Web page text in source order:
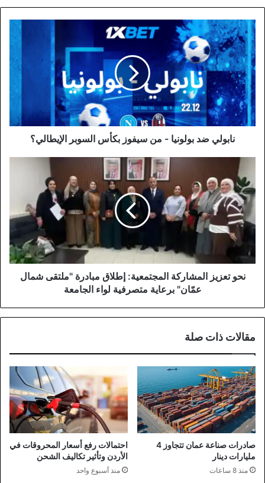
نابولي
ضد
بولونيا
-
من
سيفوز
بكأس
السوبر
الإيطالي؟
نابولي ضد بولونيا - من سيفوز بكأس السوبر الإيطالي؟
تعزيز
المشاركة
المجتمعية:
إطلاق
مبادرة
"ملتقى
شمال
عمّان"
برعاية
نحو تعزيز المشاركة المجتمعية: إطلاق مبادرة "ملتقى شمال
عمّان" برعاية متصرفية لواء الجامعة
مقالات ذات صلة
صادرات صناعة عمان تتجاوز 4
مليارات دينار
منذ 8 ساعات
احتمالات رفع أسعار المحروقات في
الأردن وتأثير تكاليف الشحن
منذ أسبوع واحد